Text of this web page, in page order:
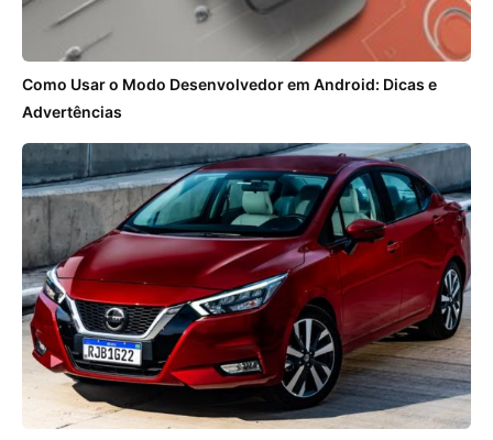
Como Usar o Modo Desenvolvedor em Android: Dicas e
Advertências